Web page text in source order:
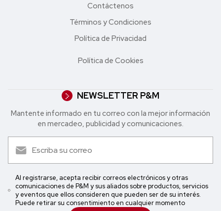
Contáctenos
Términos y Condiciones
Política de Privacidad
Política de Cookies
NEWSLETTER P&M
Mantente informado en tu correo con la mejor in formación
en mercadeo, publicidad y comunicaciones.
Al registrarse, acepta recibir correos electrónicos y otras
comunicaciones de P&M y sus aliados sobre productos, servicios
y eventos que ellos consideren que pueden ser de su interés.
Puede retirar su consentimiento en cualquier momento